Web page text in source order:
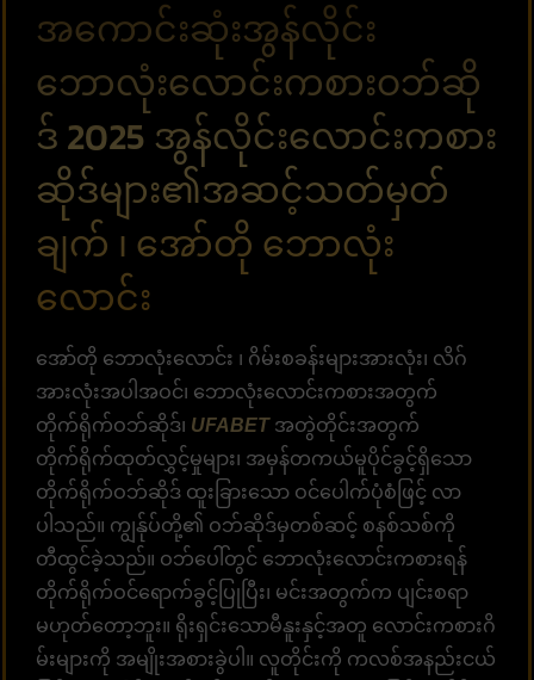
အကောင်းဆုံးအွန်လိုင်း
ဘောလုံးလောင်းကစားဝဘ်ဆို
ဒ် 2025 အွန်လိုင်းလောင်းကစား
ဆိုဒ်များ၏အဆင့်သတ်မှတ်
ချက် ၊ အော်တို ဘောလုံး
လောင်း
အော်တို ဘောလုံးလောင်း ၊ ဂိမ်းစခန်းများအားလုံး၊ လိဂ်
အားလုံးအပါအဝင်၊ ဘောလုံးလောင်းကစားအတွက်
တိုက်ရိုက်ဝဘ်ဆိုဒ်၊ UFABETအတွဲတိုင်းအတွက်
တိုက်ရိုက်ထုတ်လွှင့်မှုများ၊ အမှန်တကယ်မူပိုင်ခွင့်ရှိသော
တိုက်ရိုက်ဝဘ်ဆိုဒ် ထူးခြားသော ဝင်ပေါက်ပုံစံဖြင့် လာ
ပါသည်။ ကျွန်ုပ်တို့၏ ဝဘ်ဆိုဒ်မှတစ်ဆင့် စနစ်သစ်ကို
တီထွင်ခဲ့သည်။ ဝဘ်ပေါ်တွင် ဘောလုံးလောင်းကစားရန်
တိုက်ရိုက်ဝင်ရောက်ခွင့်ပြုပြီး၊ မင်းအတွက်က ပျင်းစရာ
မဟုတ်တော့ဘူး။ ရိုးရှင်းသောမီနူးနှင့်အတူ လောင်းကစားဂိ
မ်းများကို အမျိုးအစားခွဲပါ။ လူတိုင်းကို ကလစ်အနည်းငယ်